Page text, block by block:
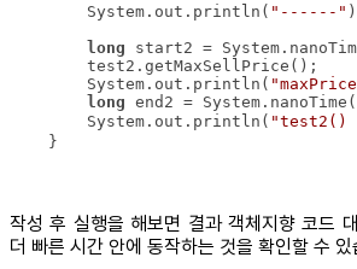
        System.out.println(
"------"
long
        System.out.println(
long
        System.out.println(
"test2()
    }
작성 후 실행을 해보면 결과 객체지향 코드
더 빠른 시간 안에 동작하는 것을 확인할 수 있